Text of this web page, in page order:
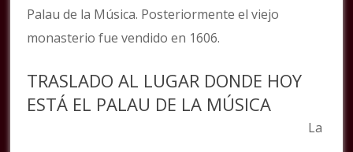
Palau de la Música. Posteriormente el viejo
monasterio fue vendido en 1606.
TRASLADO AL LUGAR DONDE HOY
ESTÁ EL PALAU DE LA MÚSICA
La